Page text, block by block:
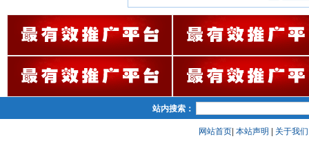
站内搜索：
网站首页| 本站声明 关于我们